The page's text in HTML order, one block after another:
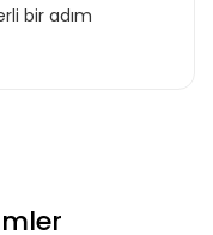
bir adım